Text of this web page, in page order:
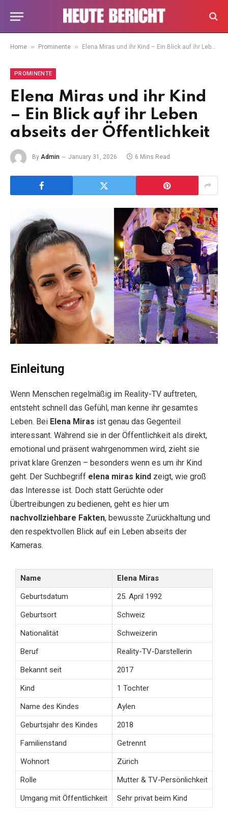
Home » Prominente » Elena Miras und ihr Kind – Ein Blick auf ihr Leben abseits der Öffentlichkeit
PROMINENTE
Elena Miras und ihr Kind
– Ein Blick auf ihr Leben
abseits der Öffentlichkeit
By Admin January 31, 2026 6 Mins Read
Einleitung
Wenn Menschen regelmäßig im Reality-TV auftreten,
entsteht schnell das Gefühl, man kenne ihr gesamtes
Leben. Bei Elena Miras ist genau das Gegenteil
interessant. Während sie in der Öffentlichkeit als direkt,
emotional und präsent wahrgenommen wird, zieht sie
privat klare Grenzen – besonders wenn es um ihr Kind
geht. Der Suchbegriff elena miras kind zeigt, wie groß
das Interesse ist. Doch statt Gerüchte oder
Übertreibungen zu bedienen, geht es hier um
nachvollziehbare Fakten, bewusste Zurückhaltung und
den respektvollen Blick auf ein Leben abseits der
Kameras.
Name
Elena Miras
Geburtsdatum
25. April 1992
Geburtsort
Schweiz
Nationalität
Schweizerin
Beruf
Reality-TV-Darstellerin
Bekannt seit
2017
Kind
1 Tochter
Name des Kindes
Aylen
Geburtsjahr des Kindes
2018
Familienstand
Getrennt
Wohnort
Zürich
Rolle
Mutter & TV-Persönlichkeit
Umgang mit Öffentlichkeit
Sehr privat beim Kind